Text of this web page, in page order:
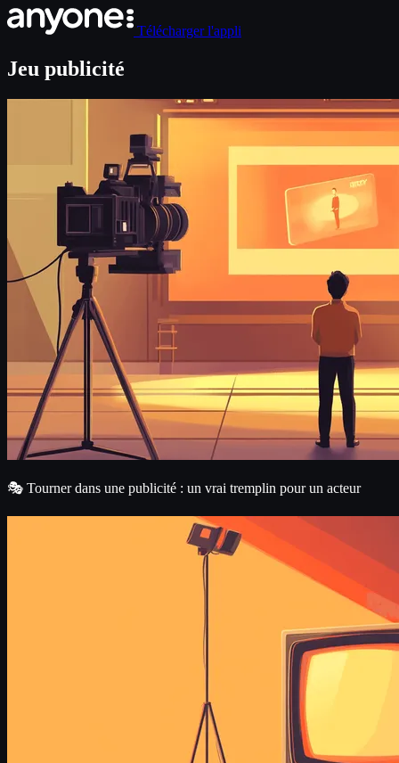
Télécharger l'appli
Jeu publicité
🎭 Tourner dans une publicité : un vrai tremplin pour un acteur